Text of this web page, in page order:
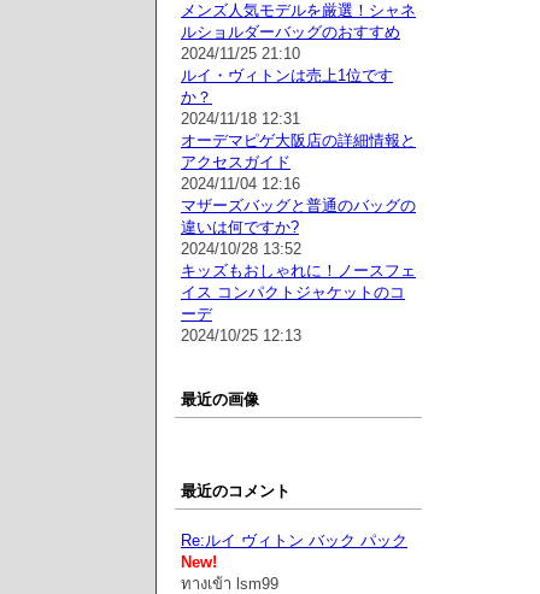
メンズ人気モデルを厳選！シャネ
ルショルダーバッグのおすすめ
2024/11/25 21:10
ルイ・ヴィトンは売上1位です
か？
2024/11/18 12:31
オーデマピゲ大阪店の詳細情報と
アクセスガイド
2024/11/04 12:16
マザーズバッグと普通のバッグの
違いは何ですか?
2024/10/28 13:52
キッズもおしゃれに！ノースフェ
イス コンパクトジャケットのコ
ーデ
2024/10/25 12:13
最近の画像
最近のコメント
Re:ルイ ヴィトン バック パック
New!
ทางเข้า lsm99